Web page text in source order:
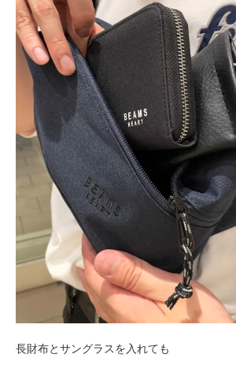
長財布とサングラスを入れても